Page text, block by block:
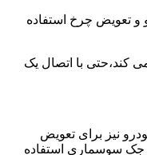
تعویض چرخ استفاده
کند،حتی با اتصال یک
نیز برای تعویض
جک سوسماری استفاده